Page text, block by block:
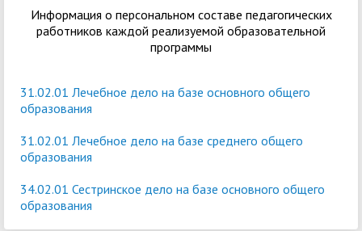
Информация о персональном составе педагогических
работников каждой реализуемой образовательной
программы
31.02.01 Лечебное дело на базе основного общего
образования
31.02.01 Лечебное дело на базе среднего общего
образования
34.02.01 Сестринское дело на базе основного общего
образования